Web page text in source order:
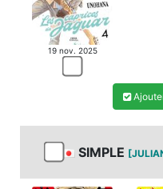
19 nov. 2025
SIMPLE